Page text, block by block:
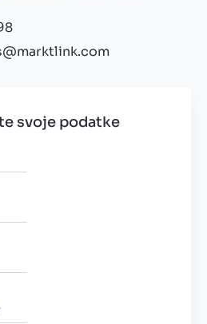
svoje podatke